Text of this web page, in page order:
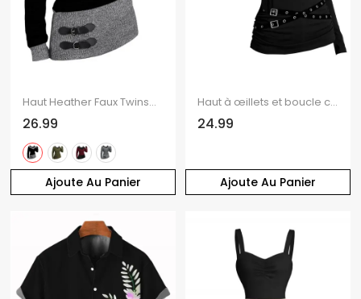
Ajoute Au Panier
Haut Heather Faux Twinset texturé à manches longues et col en V, 2 en 1
26.99
Ajoute Au Panier
Haut à œillets et boucle croisée à manches longues uni
24.99